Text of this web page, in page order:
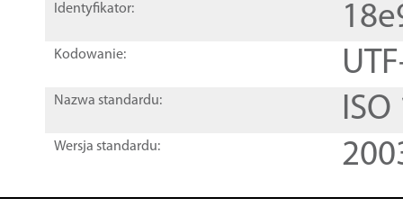
Identyfikator:
Kodowanie:
Nazwa standardu:
Wersja standardu: